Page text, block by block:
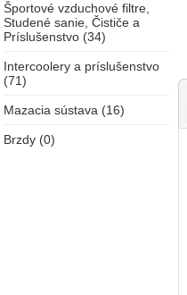
Športové vzduchové filtre,
Studené sanie, Čističe a
Príslušenstvo (34)
Intercoolery a príslušenstvo
(71)
Mazacia sústava (16)
Brzdy (0)